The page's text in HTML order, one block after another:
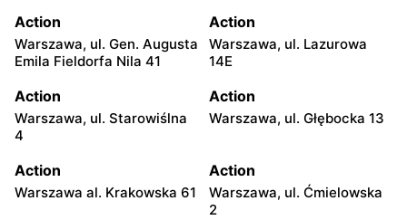
Action
Warszawa, ul. Gen. Augusta
Emila Fieldorfa Nila 41
Action
Warszawa, ul. Lazurowa
14E
Action
Warszawa, ul. Starowiślna
4
Action
Warszawa, ul. Głębocka 13
Action
Warszawa al. Krakowska 61
Action
Warszawa, ul. Ćmielowska
2